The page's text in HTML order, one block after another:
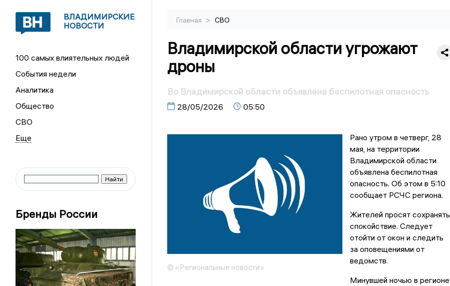
ВЛАДИМИРСКИЕ
НОВОСТИ
100 самых влиятельных людей
События недели
Аналитика
Общество
СВО
Бренды России
Главная > СВО
Владимирской области угрожают
дроны
Во Владимирской области объявлена беспилотная опасность
28/05/2026 05:50
© «Региональные новости»
Рано утром в четверг, 28
мая, на территории
Владимирской области
объявлена беспилотная
опасность. Об этом в 5:10
сообщает РСЧС региона.
Жителей просят сохранять
спокойствие. Следует
отойти от окон и следить
за оповещениями от
ведомств.
Минувшей ночью в регионе